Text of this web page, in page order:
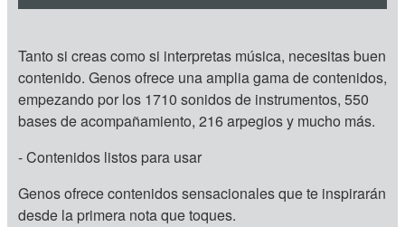
Tanto si creas como si interpretas música, necesitas buen
contenido. Genos ofrece una amplia gama de contenidos,
empezando por los 1710 sonidos de instrumentos, 550
bases de acompañamiento, 216 arpegios y mucho más.
- Contenidos listos para usar
Genos ofrece contenidos sensacionales que te inspirarán
desde la primera nota que toques.